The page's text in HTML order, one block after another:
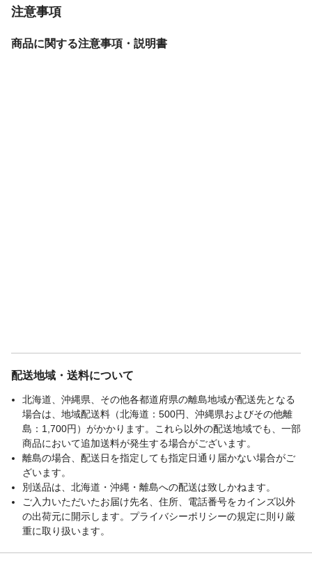
注意事項
商品に関する注意事項・説明書
配送地域・送料について
北海道、沖縄県、その他各都道府県の離島地域が配送先となる
場合は、地域配送料（北海道：500円、沖縄県およびその他離
島：1,700円）がかかります。これら以外の配送地域でも、一部
商品において追加送料が発生する場合がございます。
離島の場合、配送日を指定しても指定日通り届かない場合がご
ざいます。
別送品は、北海道・沖縄・離島への配送は致しかねます。
ご入力いただいたお届け先名、住所、電話番号をカインズ以外
の出荷元に開示します。プライバシーポリシーの規定に則り厳
重に取り扱います。